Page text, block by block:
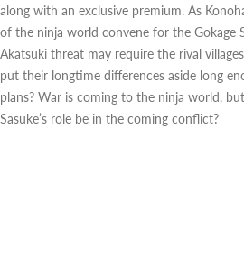
along with an exclusive premium. As
of the ninja world convene for the Gokage
Akatsuki threat may require the rival
put their longtime differences aside long
plans? War is coming to the ninja world,
Sasuke’s role be in the coming conflict?